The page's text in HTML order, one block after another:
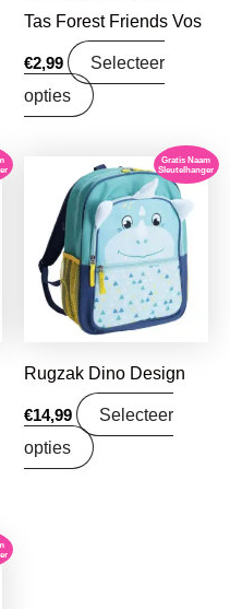
Tas Forest Friends Vos
€2,99
Selecteer
opties
Gratis Naam
Sleutelhanger
Rugzak Dino Design
€14,99
Selecteer
opties